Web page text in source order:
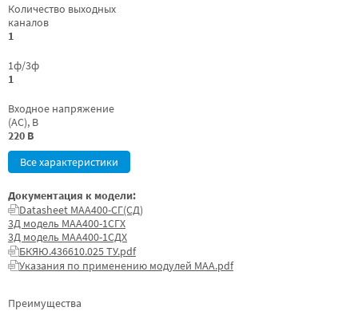
Количество выходных
каналов
1
1ф/3ф
1
Входное напряжение
(AC), В
220 В
Все характеристики
Преимущества
Документация к модели:
Datasheet МАА400-СГ(СД)
3Д модель МАА400-1СГХ
3Д модель МАА400-1СДХ
БКЯЮ.436610.025 ТУ.pdf
Указания по применению модулей МАА.pdf